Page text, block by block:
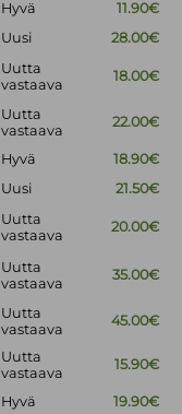
Hyvä
11.90€
Uusi
28.00€
Uutta
vastaava
18.00€
Uutta
vastaava
22.00€
Hyvä
18.90€
Uusi
21.50€
Uutta
vastaava
20.00€
Uutta
vastaava
35.00€
Uutta
vastaava
45.00€
Uutta
vastaava
15.90€
Hyvä
19.90€